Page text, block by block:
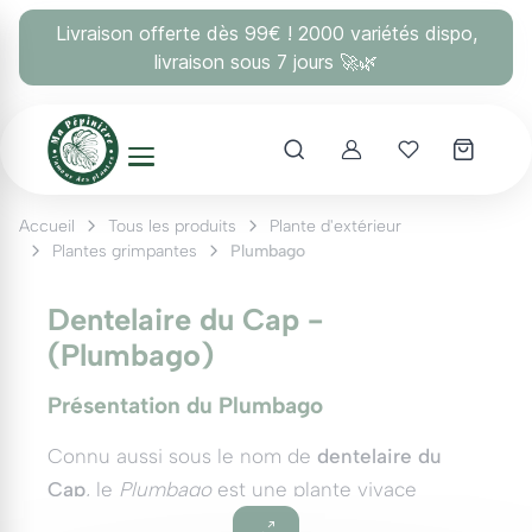
Livraison offerte dès 99€ ! 2000 variétés dispo,
livraison sous 7 jours 🚀🌿
AccountMes coups
Accueil Tous les produits
Plante d'extérieur
Plantes grimpantes
Plumbago
Dentelaire du Cap -
(Plumbago)
Présentation du Plumbago
Connu aussi sous le nom de dentelaire du
Cap, le Plumbagoest une plante vivace
originaire d’Afrique du Sud. Apprécié pour ses
Panneau de gestion des cookies